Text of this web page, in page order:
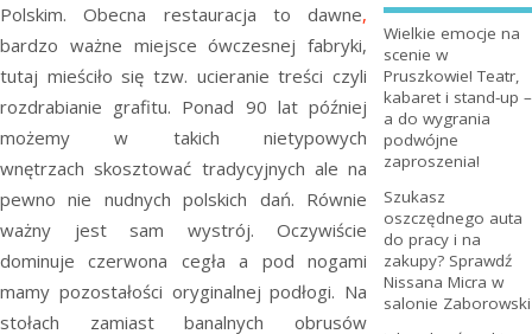
Polskim. Obecna restauracja to dawne,
bardzo ważne miejsce ówczesnej fabryki,
tutaj mieściło się tzw. ucieranie treści czyli
rozdrabianie grafitu. Ponad 90 lat później
możemy w takich nietypowych
wnętrzach skosztować tradycyjnych ale na
pewno nie nudnych polskich dań. Równie
ważny jest sam wystrój. Oczywiście
dominuje czerwona cegła a pod nogami
mamy pozostałości oryginalnej podłogi. Na
stołach zamiast banalnych obrusów
Wielkie emocje na
scenie w
Pruszkowie! Teatr,
kabaret i stand-up –
a do wygrania
podwójne
zaproszenia!
Szukasz
oszczędnego auta
do pracy i na
zakupy? Sprawdź
Nissana Micra w
salonie Zaborowski